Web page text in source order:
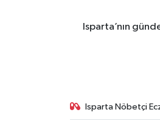
Isparta’nın
Isparta Nöbetçi